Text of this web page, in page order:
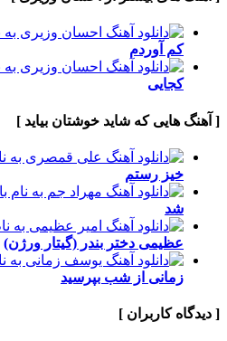
کم آوردم
کجایی
[ آهنگ هایی که شاید خوشتان بیاید ]
خیز رستم
شد
عظیمی دختر بندر (گیتار ورژن)
زمانی از شب بپرسید
[ دیدگاه کاربران ]